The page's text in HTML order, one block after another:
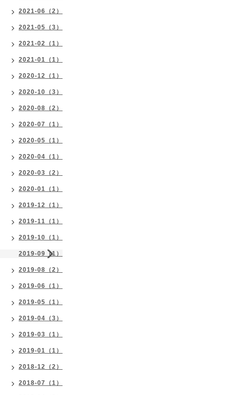
2021-06（2）
2021-05（3）
2021-02（1）
2021-01（1）
2020-12（1）
2020-10（3）
2020-08（2）
2020-07（1）
2020-05（1）
2020-04（1）
2020-03（2）
2020-01（1）
2019-12（1）
2019-11（1）
2019-10（1）
2019-09（1）
2019-08（2）
2019-06（1）
2019-05（1）
2019-04（3）
2019-03（1）
2019-01（1）
2018-12（2）
2018-07（1）